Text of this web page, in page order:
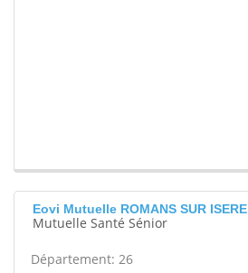
Eovi Mutuelle ROMANS SUR ISERE
Mutuelle Santé Sénior
Département: 26